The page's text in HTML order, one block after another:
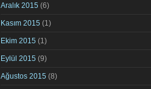
Aralık 2015 (6)
Kasım 2015 (1)
Ekim 2015 (1)
Eylül 2015 (9)
Ağustos 2015 (8)